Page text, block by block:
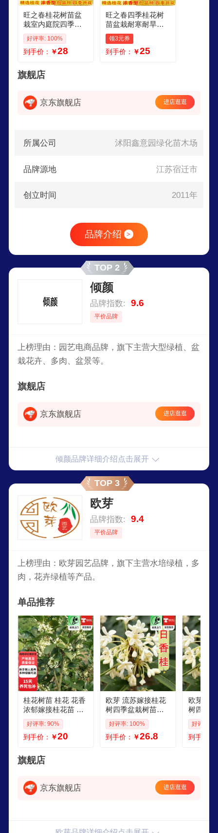
旺之春桂花树苗盆
栽室内庭院四季开
花浓香型嫁接金桂
丹桂沉香桂四季种
植 实生苗日香桂四
好评率: 100%
到手价： ￥28
旺之春四季桂花树
苗盆栽耐寒耐旱四
季开花绿化美观室
内外庭院桂花树树
苗 实生苗日香桂四
领3元券
到手价： ￥25
旗舰店
京东旗舰店 进店逛逛
所属公司 沭阳鑫意园绿化苗木场
品牌源地 江苏宿迁市
创立时间 2011年
品牌介绍 >
TOP 2
倾颜
品牌指数: 9.6
平价品牌
上榜理由：园艺电商品牌，旗下主营大型绿植、盆
栽花卉、多肉、盆景等。
旗舰店
京东旗舰店 进店逛逛
倾颜品牌详细介绍点击展开
TOP 3
欧芽
品牌指数: 9.4
平价品牌
上榜理由：欧芽园艺品牌，旗下主营水培绿植，多
肉，花卉绿植等产品。
单品推荐
桂花树苗 桂花 花香
浓郁嫁接桂花苗 阳
台庭院办公室 南北
方种植盆栽花卉 z6
日香桂 盆栽2年苗
好评率: 90%
到手价： ￥20
欧芽 流苏嫁接桂花
树四季盆栽树苗金
桂四季桂室内花卉
老桩正宗月月桂 日
香桂 152公分左右
好评率: 100%
到手价： ￥26.8
欧芽 流苏嫁接桂花
树四季
桂四季
老桩正
香桂日
好评率:
到手价：
旗舰店
京东旗舰店 进店逛逛